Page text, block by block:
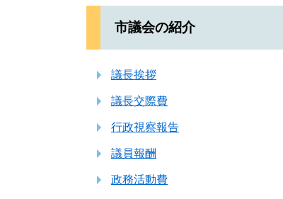
市議会の紹介
議長挨拶
議長交際費
行政視察報告
議員報酬
政務活動費